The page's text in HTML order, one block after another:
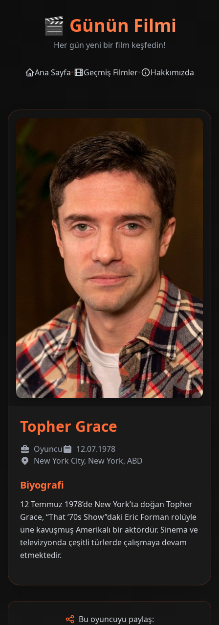
🎬 Günün Filmi
Her gün yeni bir film keşfedin!
Ana Sayfa• Geçmiş Filmler• Hakkımızda
Topher Grace
Oyuncu
12.07.1978
New York City, New York, ABD
Biyografi
12 Temmuz 1978’de New York’ta doğan Topher
Grace, “That ’70s Show”daki Eric Forman rolüyle
üne kavuşmuş Amerikalı bir aktördür. Sinema ve
televizyonda çeşitli türlerde çalışmaya devam
etmektedir.
Bu oyuncuyu paylaş: